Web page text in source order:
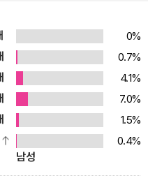
청량감을 극대화합니다. 아이
어가 자유롭게 유영합니다. 도
다. 잘 살펴보면 고래가 늘 아
친근하게 다가옵니다. 물위
나타납니다. 등에는 하나씩
의 숨구멍이 되어 시원하게 물
토해내지 못한 분수들이 묵은
물을 타고 공중으로 날아오르
놉니다. 흩뿌려진 물방울들이
0%
0.7%
4.1%
7.0%
1.5%
0.4%
남성